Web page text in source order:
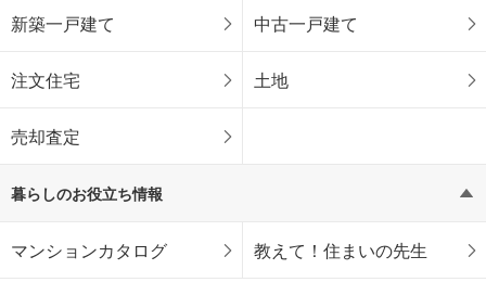
新築一戸建て 中古一戸建て
注文住宅 土地
売却査定
暮らしのお役立ち情報
マンションカタログ 教えて！住まいの先生